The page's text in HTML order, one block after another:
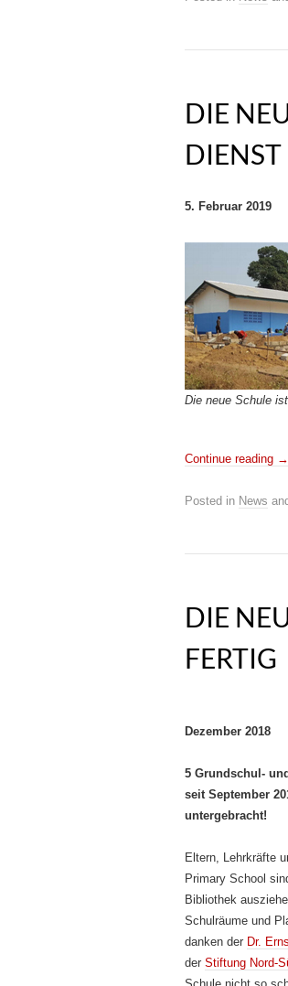
DIE
DIENST
5. Februar 2019
Die neue Schule
Continue reading →
Posted in News
DIE
FERTIG
Dezember 2018
5 Grundschul-
seit September
untergebracht!
Eltern, Lehrkräfte
Primary School
Bibliothek
Schulräume und
danken der Dr.
der Stiftung Nord-